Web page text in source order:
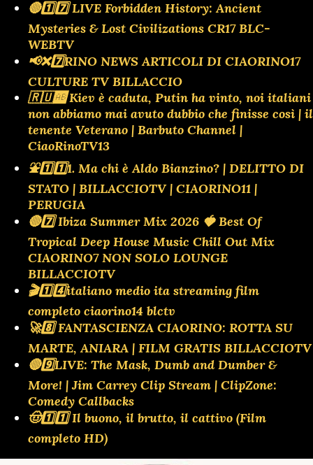
🔴1️⃣7️⃣ LIVE Forbidden History: Ancient
Mysteries & Lost Civilizations CR17 BLC-
WEBTV
📢❌️7️⃣RINO NEWS ARTICOLI DI CIAORINO17
CULTURE TV BILLACCIO
🇷🇺🆎 Kiev è caduta, Putin ha vinto, noi italiani
non abbiamo mai avuto dubbio che finisse così | il
tenente Veterano | Barbuto Channel |
CiaoRinoTV13
⛲️1️⃣1️⃣1. Ma chi è Aldo Bianzino? | DELITTO DI
STATO | BILLACCIOTV | CIAORINO11 |
PERUGIA
🔴7️⃣ Ibiza Summer Mix 2026 🍓 Best Of
Tropical Deep House Music Chill Out Mix
CIAORINO7 NON SOLO LOUNGE
BILLACCIOTV
🎬1️⃣4️⃣italiano medio ita streaming film
completo ciaorino14 blctv
🚀8️⃣ FANTASCIENZA CIAORINO: ROTTA SU
MARTE, ANIARA | FILM GRATIS BILLACCIOTV
🔴9️⃣LIVE: The Mask, Dumb and Dumber &
More! | Jim Carrey Clip Stream | ClipZone:
Comedy Callbacks
🤠1️⃣1️⃣ Il buono, il brutto, il cattivo (Film
completo HD)